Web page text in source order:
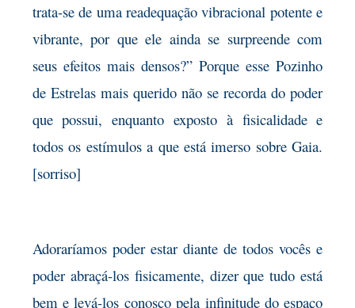
trata-se de uma readequação vibracional potente e
vibrante, por que ele ainda se surpreende com
seus efeitos mais densos?” Porque esse Pozinho
de Estrelas mais querido não se recorda do poder
que possui, enquanto exposto à fisicalidade e
todos os estímulos a que está imerso sobre Gaia.
[sorriso]
Adoraríamos poder estar diante de todos vocês e
poder abraçá-los fisicamente, dizer que tudo está
bem e levá-los conosco pela infinitude do espaço